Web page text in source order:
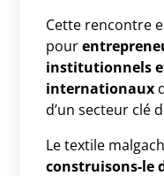
Cette rencontre
pour
institutionnels
internationaux
d’un secteur clé
Le textile
construisons-le